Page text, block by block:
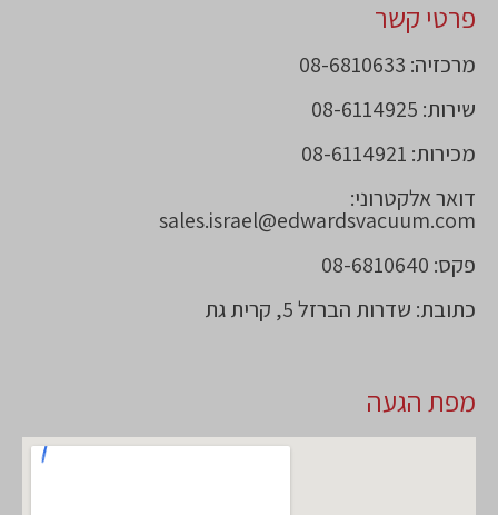
פרטי קשר
מרכזיה: 08-6810633
שירות: 08-6114925
מכירות: 08-6114921
דואר אלקטרוני:
sales.israel@edwardsvacuum.com
פקס: 08-6810640
כתובת: שדרות הברזל 5, קרית גת
מפת הגעה